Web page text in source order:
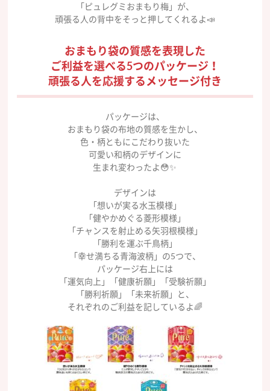
「ピュレグミおまもり梅」が、
頑張る人の背中をそっと押してくれるよ📣
おまもり袋の質感を表現した
ご利益を選べる5つのパッケージ！
頑張る人を応援するメッセージ付き
パッケージは、
おまもり袋の布地の質感を生かし、
色・柄ともにこだわり抜いた
可愛い和柄のデザインに
生まれ変わったよ😳✨
デザインは
「想いが実る水玉模様」
「健やかめぐる菱形模様」
「チャンスを射止める矢羽根模様」
「勝利を運ぶ千鳥柄」
「幸せ満ちる青海波柄」の5つで、
パッケージ右上には
「運気向上」「健康祈願」「受験祈願」
「勝利祈願」「未来祈願」と、
それぞれのご利益を記しているよ🌈